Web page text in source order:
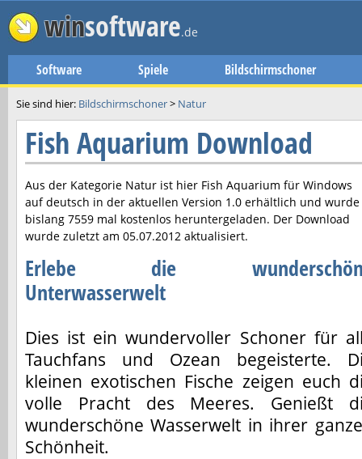
winsoftware.de
Software Spiele Bildschirmschoner
Sie sind hier: Bildschirmschoner> Natur
Fish Aquarium Download
Aus der Kategorie Natur ist hier Fish Aquarium für Windows
auf deutsch in der aktuellen Version 1.0 erhältlich und wurde
bislang 7559 mal kostenlos heruntergeladen. Der Download
wurde zuletzt am 05.07.2012 aktualisiert.
Erlebe die
Unterwasserwelt
Dies ist ein wundervoller Schoner für
Tauchfans und Ozean begeisterte.
kleinen exotischen Fische zeigen euch
volle Pracht des Meeres. Genießt
wunderschöne Wasserwelt in ihrer
Schönheit.